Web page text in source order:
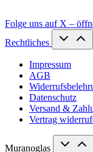
Folge uns auf X –
Rechtliches
Impressum
AGB
Datenschutz
Versand &
Vertrag
Muranoglas